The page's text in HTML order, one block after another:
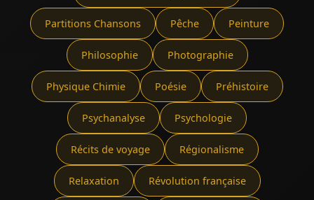
Partitions Chansons Pêche Peinture
Philosophie Photographie
Physique Chimie Poésie Préhistoire
Psychanalyse Psychologie
Récits de voyage Régionalisme
Relaxation Révolution française